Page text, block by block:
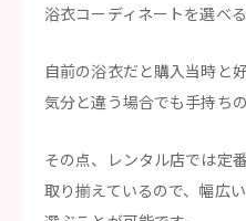
浴衣コーディネートを選べる
自前の浴衣だと購入当時と
気分と違う場合でも手持ち
その点、レンタル店では定
取り揃えているので、幅広